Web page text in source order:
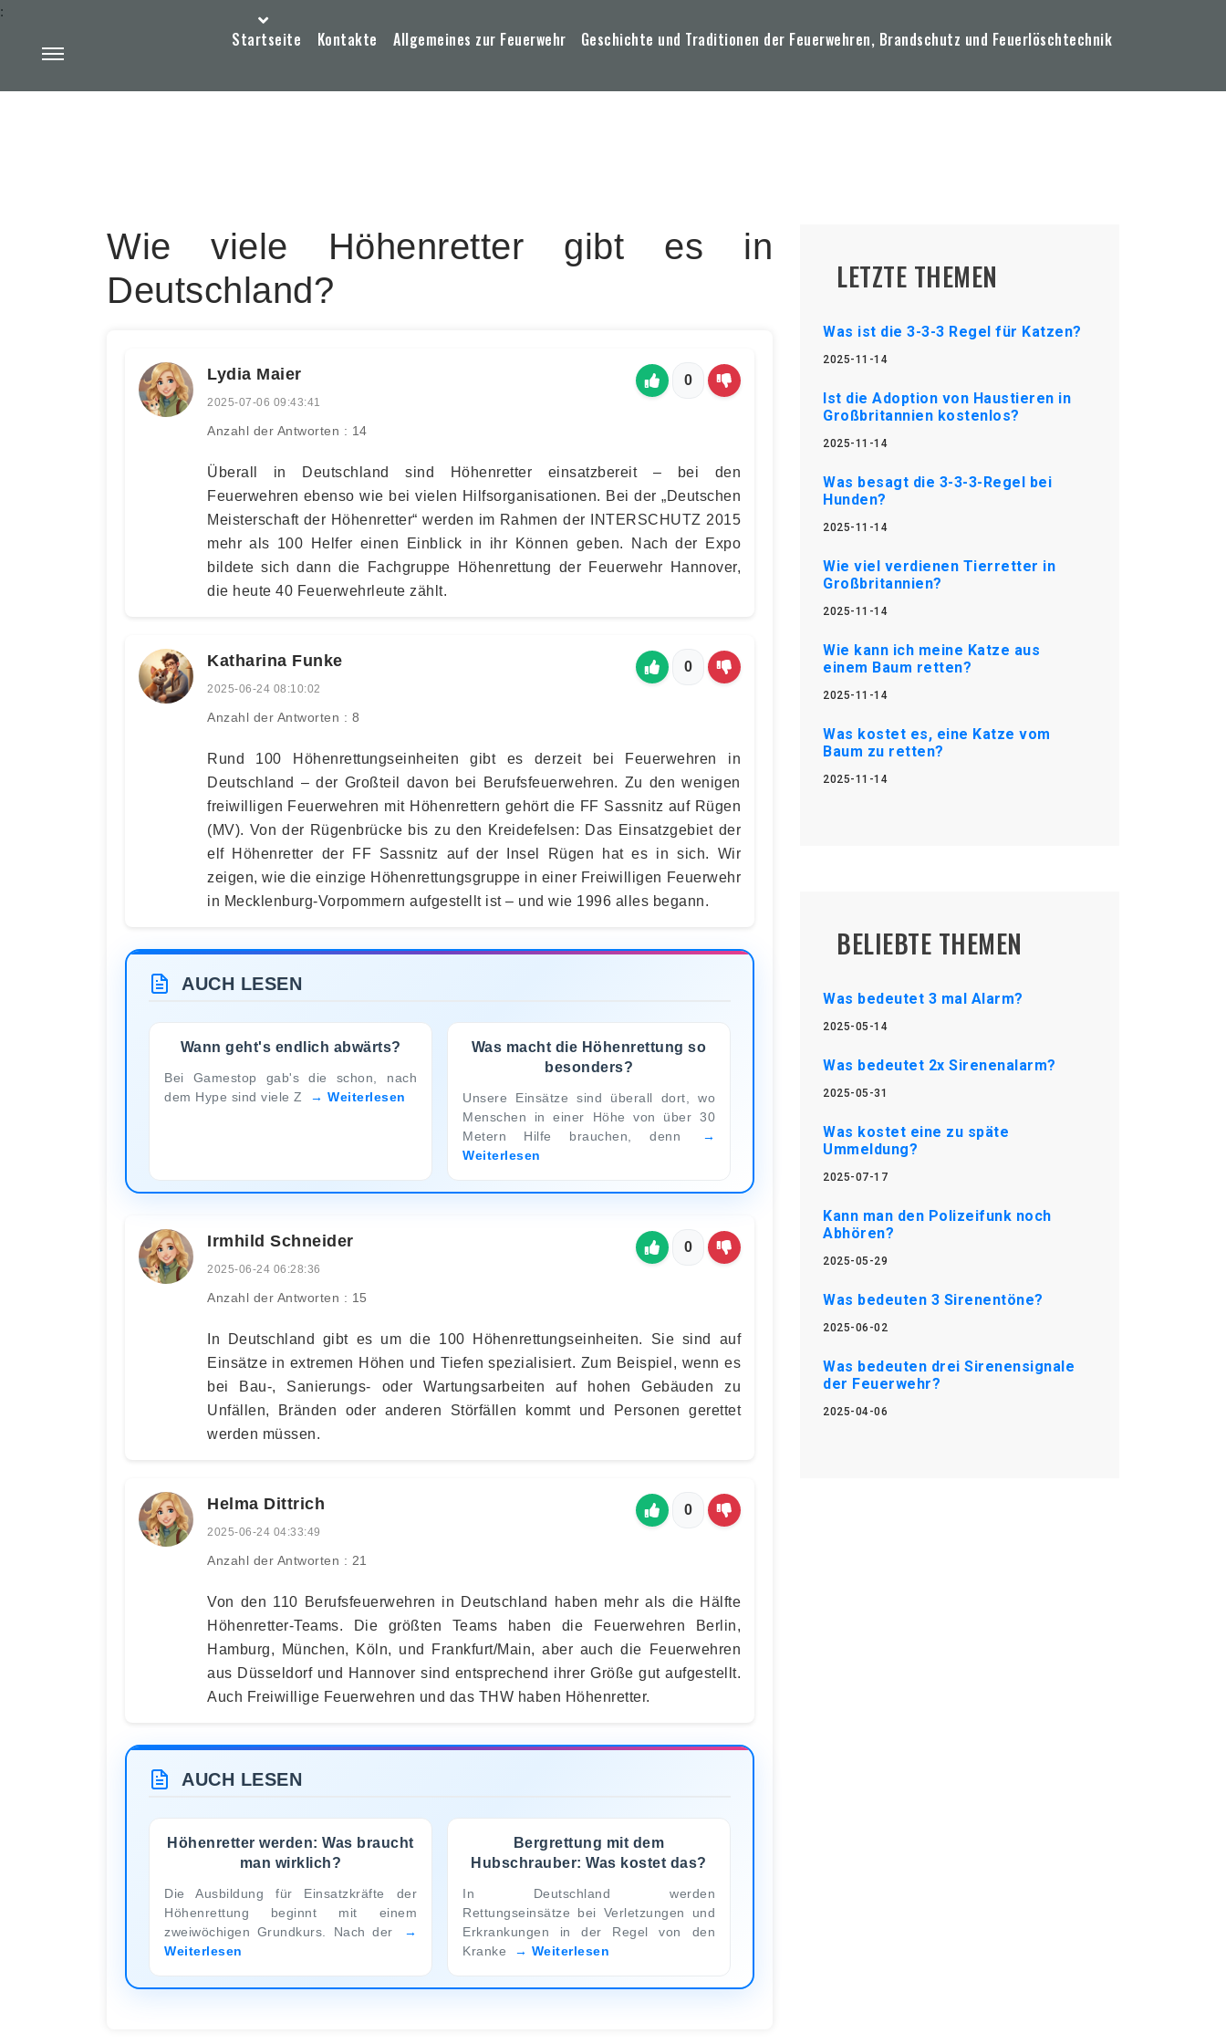
Startseite Kontakte Allgemeines zur Feuerwehr Geschichte und Traditionen der Feuerwehren, Brandschutz und Feuerlöschtechnik
:
Wie viele Höhenretter gibt es in
Deutschland?
Lydia Maier
2025-07-06 09:43:41
Anzahl der Antworten : 14
0
Überall in Deutschland sind Höhenretter einsatzbereit – bei den
Feuerwehren ebenso wie bei vielen Hilfsorganisationen. Bei der „Deutschen
Meisterschaft der Höhenretter“ werden im Rahmen der INTERSCHUTZ 2015
mehr als 100 Helfer einen Einblick in ihr Können geben. Nach der Expo
bildete sich dann die Fachgruppe Höhenrettung der Feuerwehr Hannover,
die heute 40 Feuerwehrleute zählt.
Katharina Funke
2025-06-24 08:10:02
Anzahl der Antworten : 8
0
Rund 100 Höhenrettungseinheiten gibt es derzeit bei Feuerwehren in
Deutschland – der Großteil davon bei Berufsfeuerwehren. Zu den wenigen
freiwilligen Feuerwehren mit Höhenrettern gehört die FF Sassnitz auf Rügen
(MV). Von der Rügenbrücke bis zu den Kreidefelsen: Das Einsatzgebiet der
elf Höhenretter der FF Sassnitz auf der Insel Rügen hat es in sich. Wir
zeigen, wie die einzige Höhenrettungsgruppe in einer Freiwilligen Feuerwehr
in Mecklenburg-Vorpommern aufgestellt ist – und wie 1996 alles begann.
AUCH LESEN
Wann geht's endlich abwärts?
Bei Gamestop gab's die schon, nach
dem Hype sind viele Z
Weiterlesen
Was macht die Höhenrettung so
besonders?
Unsere Einsätze sind überall dort, wo
Menschen in einer Höhe von über 30
Metern Hilfe brauchen, denn
Weiterlesen
Irmhild Schneider
2025-06-24 06:28:36
Anzahl der Antworten : 15
0
In Deutschland gibt es um die 100 Höhenrettungseinheiten. Sie sind auf
Einsätze in extremen Höhen und Tiefen spezialisiert. Zum Beispiel, wenn es
bei Bau-, Sanierungs- oder Wartungsarbeiten auf hohen Gebäuden zu
Unfällen, Bränden oder anderen Störfällen kommt und Personen gerettet
werden müssen.
Helma Dittrich
2025-06-24 04:33:49
Anzahl der Antworten : 21
0
Von den 110 Berufsfeuerwehren in Deutschland haben mehr als die Hälfte
Höhenretter-Teams. Die größten Teams haben die Feuerwehren Berlin,
Hamburg, München, Köln, und Frankfurt/Main, aber auch die Feuerwehren
aus Düsseldorf und Hannover sind entsprechend ihrer Größe gut aufgestellt.
Auch Freiwillige Feuerwehren und das THW haben Höhenretter.
AUCH LESEN
Höhenretter werden: Was braucht
man wirklich?
Die Ausbildung für Einsatzkräfte der
Höhenrettung beginnt mit einem
zweiwöchigen Grundkurs. Nach der
Weiterlesen
Bergrettung mit dem
Hubschrauber: Was kostet das?
In Deutschland werden
Rettungseinsätze bei Verletzungen und
Erkrankungen in der Regel von den
Kranke
Weiterlesen
LETZTE THEMEN
Was ist die 3-3-3 Regel für Katzen?
2025-11-14
Ist die Adoption von Haustieren in
Großbritannien kostenlos?
2025-11-14
Was besagt die 3-3-3-Regel bei
Hunden?
2025-11-14
Wie viel verdienen Tierretter in
Großbritannien?
2025-11-14
Wie kann ich meine Katze aus
einem Baum retten?
2025-11-14
Was kostet es, eine Katze vom
Baum zu retten?
2025-11-14
BELIEBTE THEMEN
Was bedeutet 3 mal Alarm?
2025-05-14
Was bedeutet 2x Sirenenalarm?
2025-05-31
Was kostet eine zu späte
Ummeldung?
2025-07-17
Kann man den Polizeifunk noch
Abhören?
2025-05-29
Was bedeuten 3 Sirenentöne?
2025-06-02
Was bedeuten drei Sirenensignale
der Feuerwehr?
2025-04-06